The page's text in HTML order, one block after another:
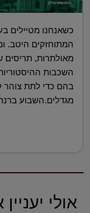
כשאנחנו מטיילים
המתוחזקים היטב.
מאולתרות, תריסים
השכבות
בהם כדי לתת צוהר
מגדלים.השבוע ברנר 10 בתל
אולי